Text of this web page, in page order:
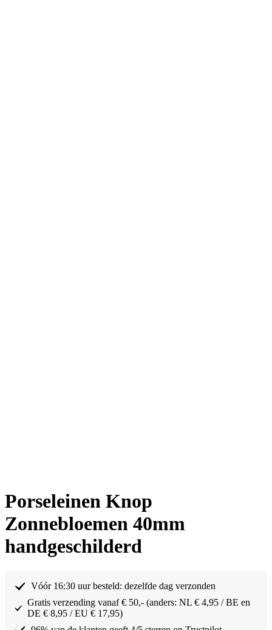
Porseleinen Knop
Zonnebloemen 40mm
handgeschilderd
Vóór 16:30 uur besteld: dezelfde dag verzonden
Gratis verzending vanaf € 50,- (anders: NL € 4,95 / BE en
DE € 8,95 / EU € 17,95)